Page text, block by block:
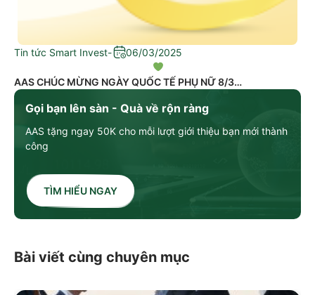
Gọi bạn lên sàn - Quà về rộn ràng
AAS tặng ngay 50K cho mỗi lượt giới thiệu bạn mới thành
công
TÌM HIỂU NGAY
Tin tức Smart Invest- 06/03/2025
AAS CHÚC MỪNG NGÀY QUỐC TẾ PHỤ NỮ 8/3
Bài viết cùng chuyên mục